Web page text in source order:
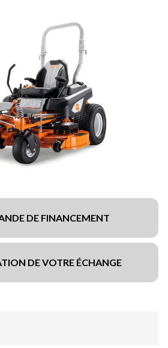
DE FINANCEMENT
DE VOTRE ÉCHANGE